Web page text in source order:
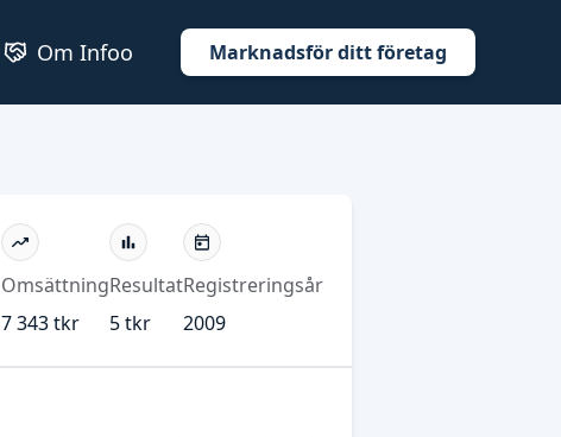
Om Infoo Marknadsför ditt företag
Omsättning
7 343 tkr
Resultat
5 tkr
Registreringsår
2009